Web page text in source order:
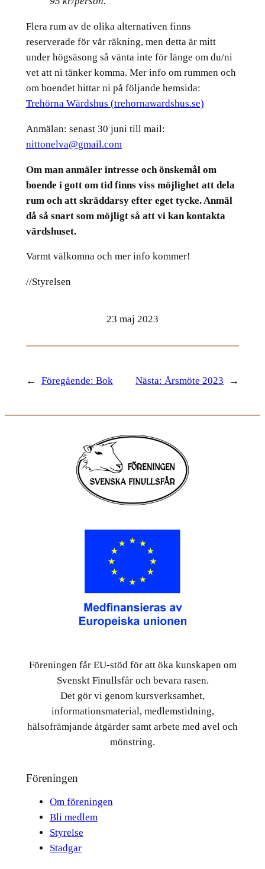
Flera rum av de olika alternativen finns
reserverade för vår räkning, men detta är mitt
under högsäsong så vänta inte för länge om du/ni
vet att ni tänker komma. Mer info om rummen och
om boendet hittar ni på följande hemsida:
Trehörna Wärdshus (trehornawardshus.se)
Anmälan: senast 30 juni till mail:
nittonelva@gmail.com
Om man anmäler intresse och önskemål om
boende i gott om tid finns viss möjlighet att dela
rum och att skräddarsy efter eget tycke. Anmäl
då så snart som möjligt så att vi kan kontakta
värdshuset.
Varmt välkomna och mer info kommer!
//Styrelsen
23 maj 2023
← Föregående: Bok Nästa: Årsmöte 2023 →
Föreningen får EU-stöd för att öka kunskapen om
Svenskt Finullsfår och bevara rasen.
Det gör vi genom kursverksamhet,
informationsmaterial, medlemstidning,
hälsofrämjande åtgärder samt arbete med avel och
mönstring.
Föreningen
Om föreningen
Bli medlem
Styrelse
Stadgar